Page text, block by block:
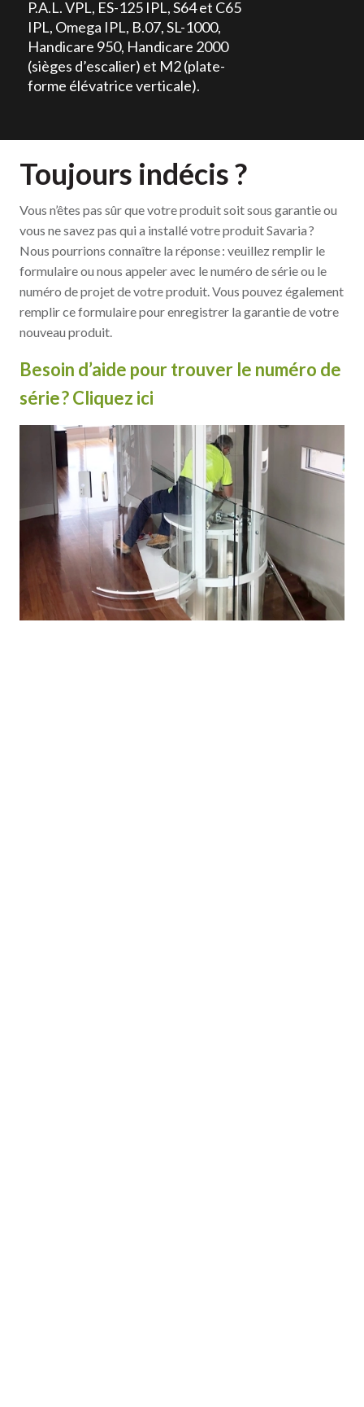
P.A.L. VPL, ES-125 IPL, S64 et C65
IPL, Omega IPL, B.07, SL-1000,
Handicare 950, Handicare 2000
(sièges d’escalier) et M2 (plate-
forme élévatrice verticale).
Toujours indécis ?
Vous n’êtes pas sûr que votre produit soit sous garantie ou
vous ne savez pas qui a installé votre produit Savaria ?
Nous pourrions connaître la réponse : veuillez remplir le
formulaire ou nous appeler avec le numéro de série ou le
numéro de projet de votre produit. Vous pouvez également
remplir ce formulaire pour enregistrer la garantie de votre
nouveau produit.
Besoin d’aide pour trouver le numéro de
série ? Cliquez ici